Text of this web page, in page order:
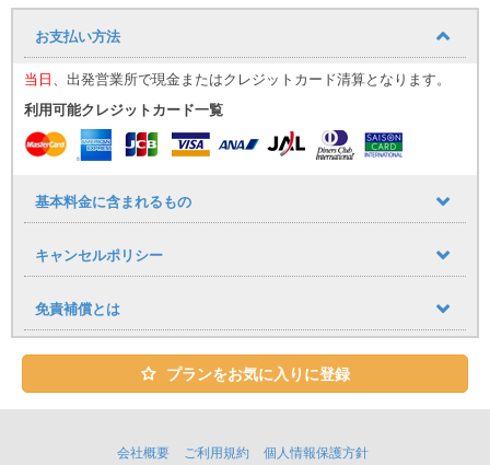
※色の指定はできません。
AudiのプレミアムSUV Q540 TDI S-Line
に新登場です！
へ導いてくれるでしょう
Audiの先進装備で安心のドライブをご体感いただけます
ALENZAキャンペーン対象車両 キャンペーン詳細はこちら
お支払い方法
当日、出発営業所で現金またはクレジットカード清算となります。
利用可能クレジットカード一覧
基本料金に含まれるもの
キャンセルポリシー
免責補償とは
プランをお気に入りに登録
会社概要 ご利用規約 個人情報保護方針